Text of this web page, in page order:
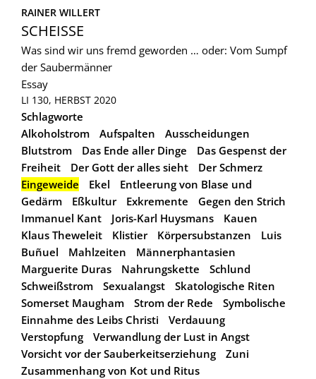
RAINER WILLERT
SCHEISSE
Was sind wir uns fremd geworden … oder: Vom Sumpf
der Saubermänner
Essay
LI 130, HERBST 2020
Schlagworte
Alkoholstrom
Aufspalten
Ausscheidungen
Blutstrom
Das Ende aller Dinge
Das Gespenst der
Freiheit
Der Gott der alles sieht
Der Schmerz
Eingeweide
Ekel
Entleerung von Blase und
Gedärm
Eßkultur Exkremente
Gegen den Strich
Immanuel Kant
Joris-Karl Huysmans
Kauen
Klaus Theweleit
Klistier Körpersubstanzen
Luis
Buñuel
Mahlzeiten
Männerphantasien
Marguerite Duras
Nahrungskette
Schlund
Schweißstrom
Sexualangst
Skatologische Riten
Somerset Maugham
Strom der Rede
Symbolische
Einnahme des Leibs Christi
Verdauung
Verstopfung
Verwandlung der Lust in Angst
Vorsicht vor der Sauberkeitserziehung
Zuni
Zusammenhang von Kot und Ritus